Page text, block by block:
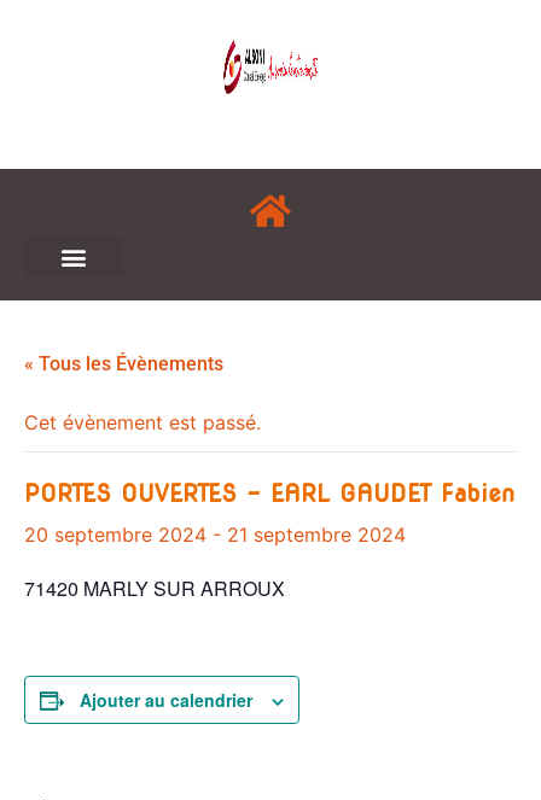
« Tous les Évènements
Cet évènement est passé.
PORTES OUVERTES – EARL GAUDET Fabien
20 septembre 2024 - 21 septembre 2024
71420 MARLY SUR ARROUX
Ajouter au calendrier